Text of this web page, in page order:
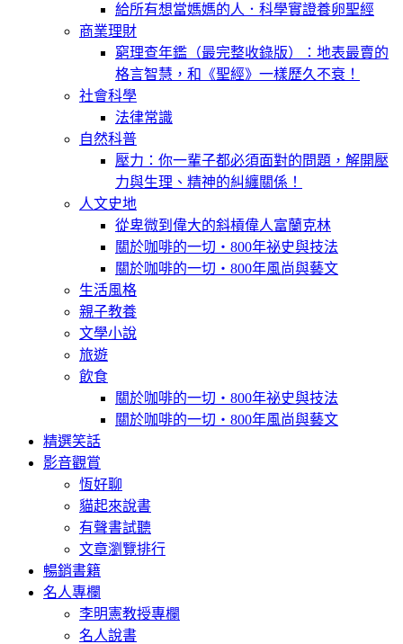
給所有想當媽媽的人．科學實證養卵聖經
商業理財
窮理查年鑑（最完整收錄版）：地表最賣的
格言智慧，和《聖經》一樣歷久不衰！
社會科學
法律常識
自然科普
壓力：你一輩子都必須面對的問題，解開壓
力與生理、精神的糾纏關係！
人文史地
從卑微到偉大的斜槓偉人富蘭克林
關於咖啡的一切‧800年祕史與技法
關於咖啡的一切‧800年風尚與藝文
生活風格
親子教養
文學小說
旅遊
飲食
關於咖啡的一切‧800年祕史與技法
關於咖啡的一切‧800年風尚與藝文
精選笑話
影音觀賞
恆好聊
貓起來說書
有聲書試聽
文章瀏覽排行
暢銷書籍
名人專欄
李明憲教授專欄
名人說書